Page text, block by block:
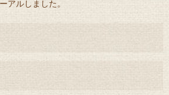
アルしました。